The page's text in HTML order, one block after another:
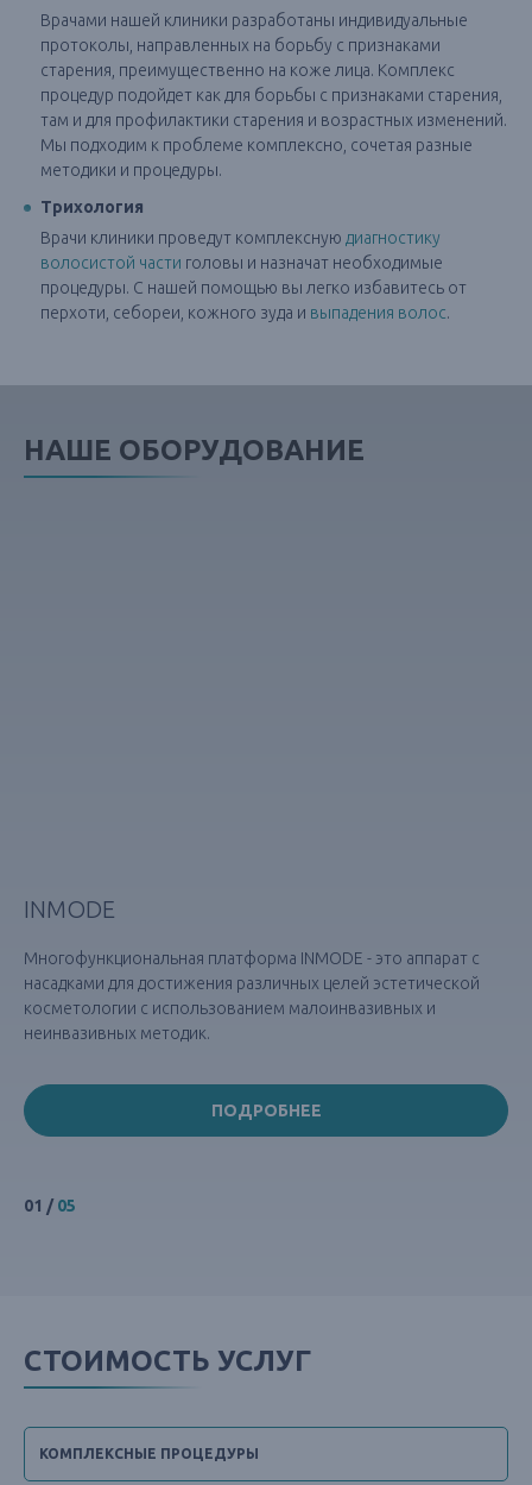
Врачами нашей клиники разработаны индивидуальные
протоколы, направленных на борьбу с признаками
старения, преимущественно на коже лица. Комплекс
процедур подойдет как для борьбы с признаками старения,
там и для профилактики старения и возрастных изменений.
Мы подходим к проблеме комплексно, сочетая разные
методики и процедуры.
Трихология
Врачи клиники проведут комплексную диагностику
волосистой части головы и назначат необходимые
процедуры. С нашей помощью вы легко избавитесь от
перхоти, себореи, кожного зуда и выпадения волос.
НАШЕ ОБОРУДОВАНИЕ
INMODE
Многофункциональная платформа INMODE - это аппарат с
насадками для достижения различных целей эстетической
косметологии с использованием малоинвазивных и
неинвазивных методик.
ПОДРОБНЕЕ
01 /05
СТОИМОСТЬ УСЛУГ
КОМПЛЕКСНЫЕ ПРОЦЕДУРЫ